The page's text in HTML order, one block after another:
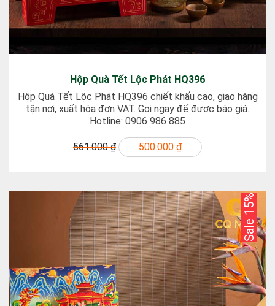
Hộp Quà Tết Lộc Phát HQ396
Hộp Quà Tết Lộc Phát HQ396 chiết khấu cao, giao hàng
tận nơi, xuất hóa đơn VAT. Gọi ngay để được báo giá.
Hotline: 0906 986 885
561.000 ₫ 500.000 ₫
Sale 15%